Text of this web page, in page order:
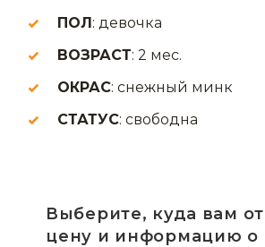
ПОЛ: девочка
ВОЗРАСТ: 2 мес.
ОКРАС: снежный минк
СТАТУС: свободна
Выберите, куда вам
цену и информацию о